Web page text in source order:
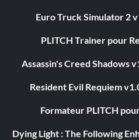
Euro Truck Simulator 2
PLITCH Trainer pour
Assassin's Creed Shadows
Resident Evil Requiem
Formateur PLITCH
Dying Light : The Following